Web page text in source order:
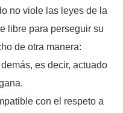
no viole las leyes de la
libre para perseguir su
de otra manera:
es decir, actuado
con el respeto a